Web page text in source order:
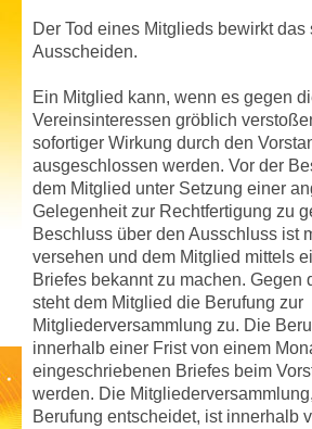
Der Tod eines Mitglieds bewirkt das
Ausscheiden.
Ein Mitglied kann, wenn es gegen
Vereinsinteressen gröblich
sofortiger Wirkung durch den
ausgeschlossen werden. Vor der
dem Mitglied unter Setzung einer
Gelegenheit zur Rechtfertigung zu
Beschluss über den Ausschluss ist
versehen und dem Mitglied mittels
Briefes bekannt zu machen. Gegen
steht dem Mitglied die Berufung zur
Mitgliederversammlung zu. Die
innerhalb einer Frist von einem
eingeschriebenen Briefes beim
werden. Die
Berufung entscheidet, ist innerhalb